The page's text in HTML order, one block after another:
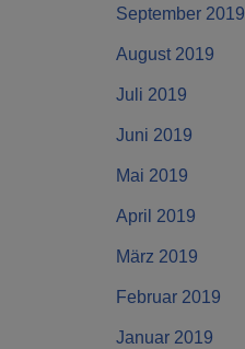
September 2019
August 2019
Juli 2019
Juni 2019
Mai 2019
April 2019
März 2019
Februar 2019
Januar 2019